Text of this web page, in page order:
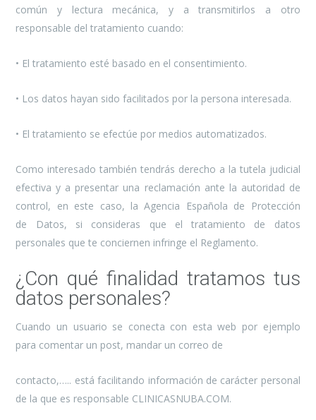
común y lectura mecánica, y a transmitirlos a otro
responsable del tratamiento cuando:
• El tratamiento esté basado en el consentimiento.
• Los datos hayan sido facilitados por la persona interesada.
• El tratamiento se efectúe por medios automatizados.
Como interesado también tendrás derecho a la tutela judicial
efectiva y a presentar una reclamación ante la autoridad de
control, en este caso, la Agencia Española de Protección
de Datos, si consideras que el tratamiento de datos
personales que te conciernen infringe el Reglamento.
¿Con qué finalidad tratamos tus
datos personales?
Cuando un usuario se conecta con esta web por ejemplo
para comentar un post, mandar un correo de
contacto,….. está facilitando información de carácter personal
de la que es responsable CLINICASNUBA.COM.